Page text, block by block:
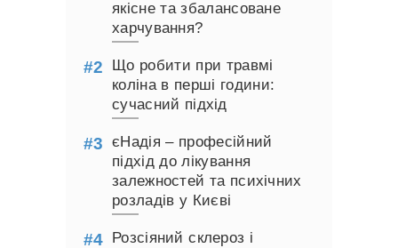
якісне та збалансоване
харчування?
Що робити при травмі
коліна в перші години:
сучасний підхід
єНадія – професійний
підхід до лікування
залежностей та психічних
розладів у Києві
Розсіяний склероз і